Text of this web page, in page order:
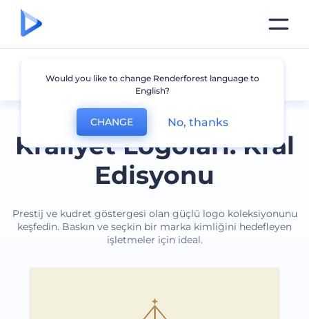
Kraliyet Logoları: Kral
Edisyonu
Prestij ve kudret göstergesi olan güçlü logo koleksiyonunu
keşfedin. Baskın ve seçkin bir marka kimliğini hedefleyen
işletmeler için ideal.
Kral
Would you like to change Renderforest language to
English?
CHANGE No, thanks